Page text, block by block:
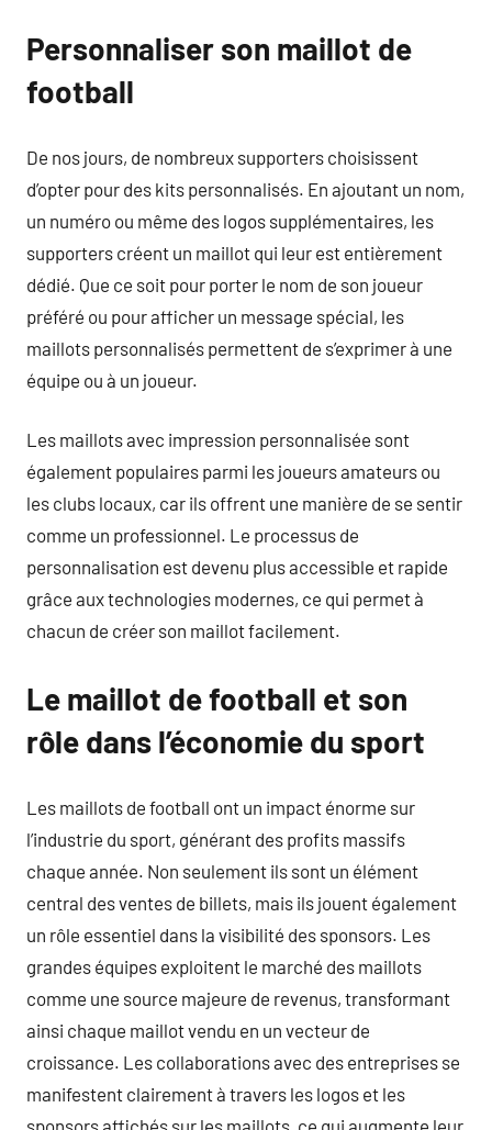
Personnaliser son maillot de
football
De nos jours, de nombreux supporters choisissent
d’opter pour des kits personnalisés. En ajoutant un nom,
un numéro ou même des logos supplémentaires, les
supporters créent un maillot qui leur est entièrement
dédié. Que ce soit pour porter le nom de son joueur
préféré ou pour afficher un message spécial, les
maillots personnalisés permettent de s’exprimer à une
équipe ou à un joueur.
Les maillots avec impression personnalisée sont
également populaires parmi les joueurs amateurs ou
les clubs locaux, car ils offrent une manière de se sentir
comme un professionnel. Le processus de
personnalisation est devenu plus accessible et rapide
grâce aux technologies modernes, ce qui permet à
chacun de créer son maillot facilement.
Le maillot de football et son
rôle dans l’économie du sport
Les maillots de football ont un impact énorme sur
l’industrie du sport, générant des profits massifs
chaque année. Non seulement ils sont un élément
central des ventes de billets, mais ils jouent également
un rôle essentiel dans la visibilité des sponsors. Les
grandes équipes exploitent le marché des maillots
comme une source majeure de revenus, transformant
ainsi chaque maillot vendu en un vecteur de
croissance. Les collaborations avec des entreprises se
manifestent clairement à travers les logos et les
sponsors affichés sur les maillots, ce qui augmente leur